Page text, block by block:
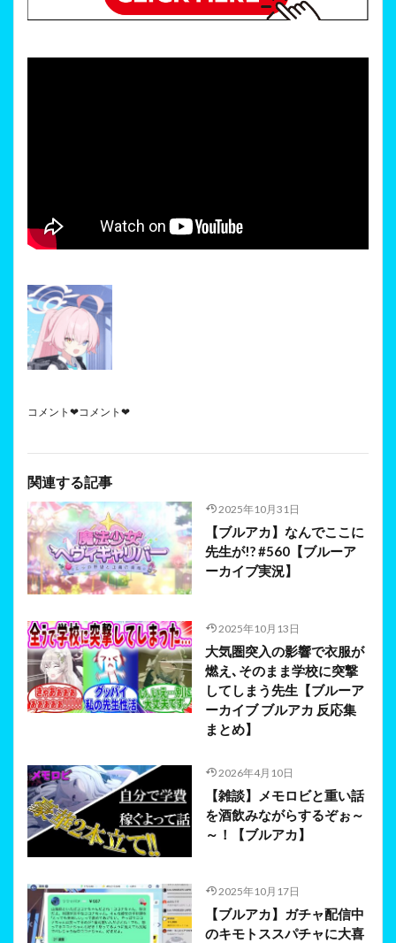
コメント❤コメント❤
関連する記事
2025年10月31日
【ブルアカ】なんでここに
先生が!? #560【ブルーア
ーカイブ実況】
2025年10月13日
大気圏突入の影響で衣服が
燃え､そのまま学校に突撃
してしまう先生【ブルーア
ーカイブ ブルアカ 反応集
まとめ】
2026年4月10日
【雑談】メモロビと重い話
を酒飲みながらするぞぉ～
～！【ブルアカ】
2025年10月17日
【ブルアカ】ガチャ配信中
のキモトススパチャに大喜